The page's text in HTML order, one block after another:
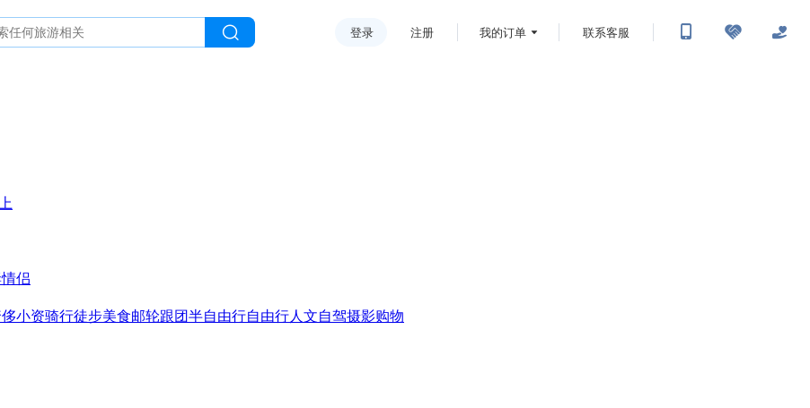
登录 注册 我的订单 联系客服
情侣
小资骑行徒步美食邮轮跟团半自由行自由行人文自驾摄影购物